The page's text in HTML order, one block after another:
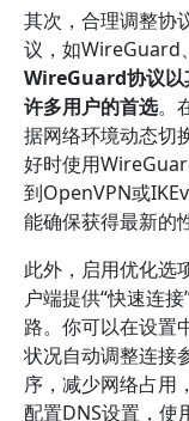
其次，合理调整协
议，如WireGuard
WireGuard协议以
许多用户的首选。
据网络环境动态切
好时使用
到OpenVPN或
能确保获得最新的
此外，启用优化选
户端提供“快速连
路。你可以在设置
状况自动调整连接
序，减少网络占用
配置DNS设置，使